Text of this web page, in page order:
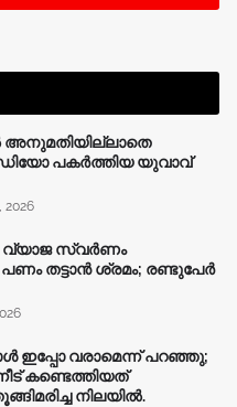
അനുമതിയില്ലാതെ
പകർത്തിയ യുവാവ്
2026
വ്യാജ സ്വർണം
തട്ടാൻ ശ്രമം; രണ്ടുപേർ
ഇപ്പോ വരാമെന്ന് പറഞ്ഞു;
കണ്ടെത്തിയത്
നിലയിൽ.